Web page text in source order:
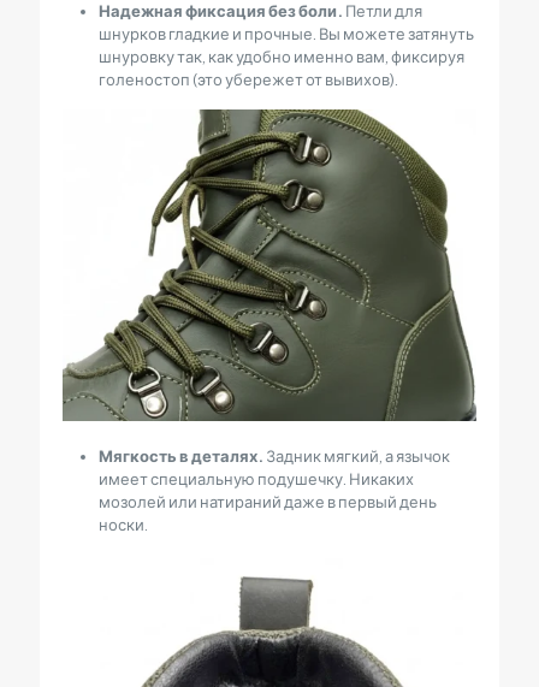
Надежная фиксация без боли. Петли для
шнурков гладкие и прочные. Вы можете затянуть
шнуровку так, как удобно именно вам, фиксируя
голеностоп (это убережет от вывихов).
Мягкость в деталях. Задник мягкий, а язычок
имеет специальную подушечку. Никаких
мозолей или натираний даже в первый день
носки.